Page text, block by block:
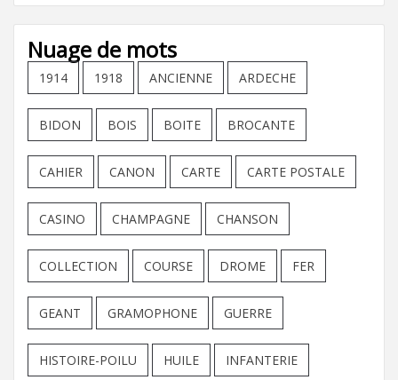
Nuage de mots
1914 1918 ANCIENNE ARDECHE
BIDON BOIS BOITE BROCANTE
CAHIER CANON CARTE CARTE POSTALE
CASINO CHAMPAGNE CHANSON
COLLECTION COURSE DROME FER
GEANT GRAMOPHONE GUERRE
HISTOIRE-POILU HUILE INFANTERIE